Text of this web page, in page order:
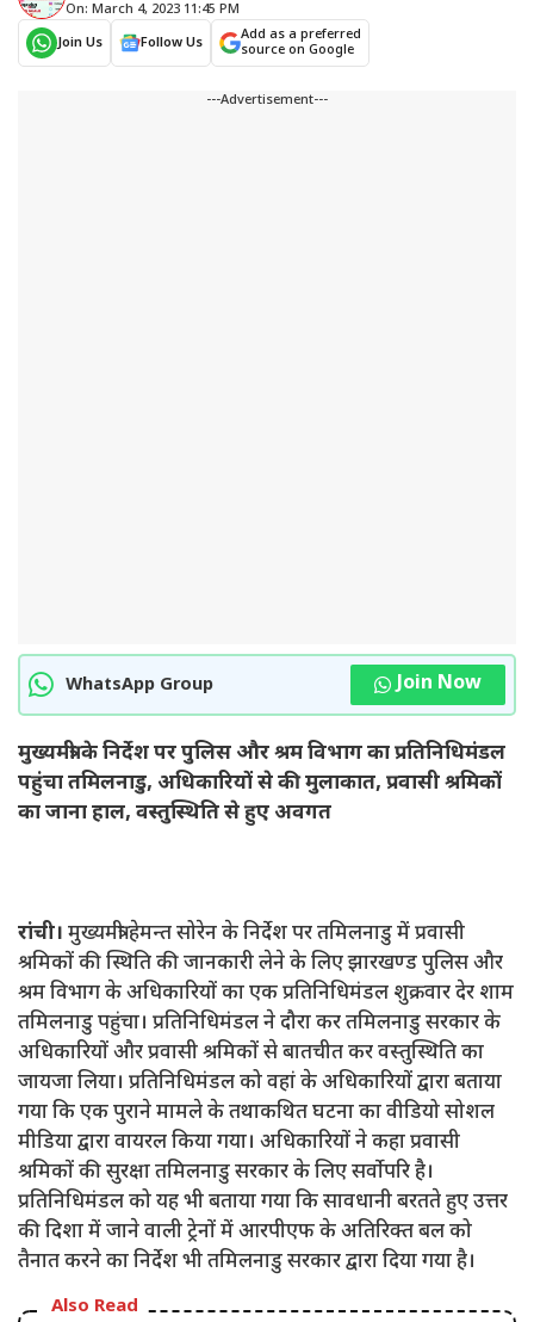
On: March 4, 2023 11:45 PM
Join Us
Follow Us
Add as a preferred
source on Google
---Advertisement---
WhatsApp Group Join Now
मुख्यमंत्री के निर्देश पर पुलिस और श्रम विभाग का प्रतिनिधिमंडल
पहुंचा तमिलनाडु, अधिकारियों से की मुलाकात, प्रवासी श्रमिकों
का जाना हाल, वस्तुस्थिति से हुए अवगत
रांची। मुख्यमंत्री हेमन्त सोरेन के निर्देश पर तमिलनाडु में प्रवासी
श्रमिकों की स्थिति की जानकारी लेने के लिए झारखण्ड पुलिस और
श्रम विभाग के अधिकारियों का एक प्रतिनिधिमंडल शुक्रवार देर शाम
तमिलनाडु पहुंचा। प्रतिनिधिमंडल ने दौरा कर तमिलनाडु सरकार के
अधिकारियों और प्रवासी श्रमिकों से बातचीत कर वस्तुस्थिति का
जायजा लिया। प्रतिनिधिमंडल को वहां के अधिकारियों द्वारा बताया
गया कि एक पुराने मामले के तथाकथित घटना का वीडियो सोशल
मीडिया द्वारा वायरल किया गया। अधिकारियों ने कहा प्रवासी
श्रमिकों की सुरक्षा तमिलनाडु सरकार के लिए सर्वाेपरि है।
प्रतिनिधिमंडल को यह भी बताया गया कि सावधानी बरतते हुए उत्तर
की दिशा में जाने वाली ट्रेनों में आरपीएफ के अतिरिक्त बल को
तैनात करने का निर्देश भी तमिलनाडु सरकार द्वारा दिया गया है।
Also Read